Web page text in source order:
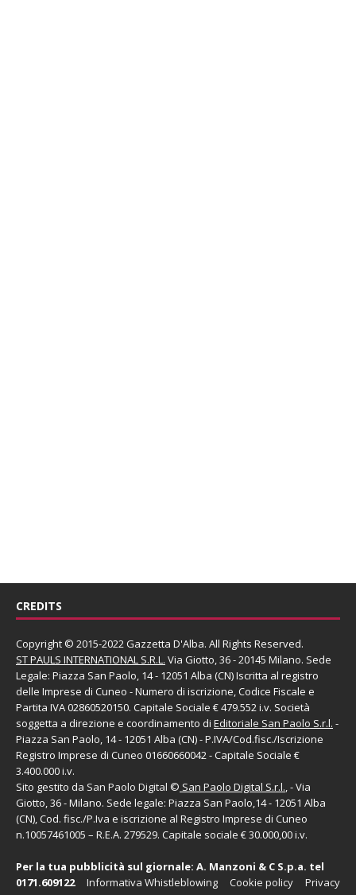
CREDITS
Copyright © 2015-2022 Gazzetta D'Alba. All Rights Reserved.
ST PAULS INTERNATIONAL S.R.L. Via Giotto, 36 - 20145 Milano. Sede
Legale: Piazza San Paolo, 14 - 12051 Alba (CN) Iscritta al registro
delle Imprese di Cuneo - Numero di iscrizione, Codice Fiscale e
Partita IVA 02860520150. Capitale Sociale € 479.552 i.v. Società
soggetta a direzione e coordinamento di Editoriale San Paolo S.r.l. -
Piazza San Paolo, 14 - 12051 Alba (CN) - P.IVA/Cod.fisc./Iscrizione
Registro Imprese di Cuneo 01660660042 - Capitale Sociale €
3.400.000 i.v.
Sito gestito da San Paolo Digital © San Paolo Digital S.r.l., - Via
Giotto, 36 - Milano. Sede legale: Piazza San Paolo,14 - 12051 Alba
(CN), Cod. fisc./P.Iva e iscrizione al Registro Imprese di Cuneo
n.10057461005 – R.E.A. 279529. Capitale sociale € 30.000,00 i.v.
Per la tua pubblicità sul giornale: A. Manzoni & C S.p.a. tel
0171.609122
Privacy
Cookie policy
Informativa Whistleblowing